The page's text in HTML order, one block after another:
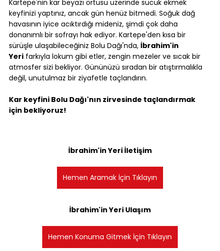
Kartepe'nin kar beyazı örtüsü üzerinde sucuk ekmek
keyfinizi yaptınız, ancak gün henüz bitmedi. Soğuk dağ
havasının iyice acıktırdığı mideniz, şimdi çok daha
donanımlı bir sofrayı hak ediyor. Kartepe'den kısa bir
sürüşle ulaşabileceğiniz Bolu Dağı'nda, İbrahim'in
Yeri farkıyla lokum gibi etler, zengin mezeler ve sıcak bir
atmosfer sizi bekliyor. Gününüzü sıradan bir atıştırmalıkla
değil, unutulmaz bir ziyafetle taçlandırın.
Kar keyfini Bolu Dağı'nın zirvesinde taçlandırmak
için bekliyoruz!
İbrahim'in Yeri İletişim
Hemen Aramak İçin Tıklayın
İbrahim'in Yeri Ulaşım
Hemen Konuma Gitmek İçin Tıklayın